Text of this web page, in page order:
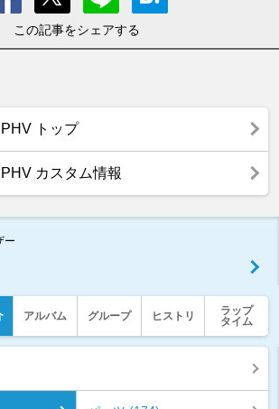
この記事をシェアする
トップ
カスタム情報
ー
アルバム グループ ヒストリ
ラップ
タイム